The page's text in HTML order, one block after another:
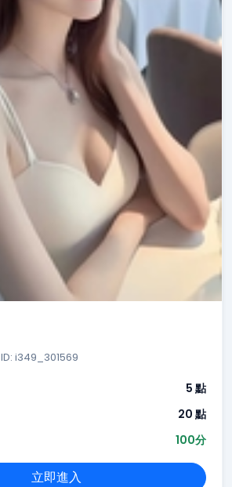
ID: i349_301569
5 點
20 點
100分
立即進入